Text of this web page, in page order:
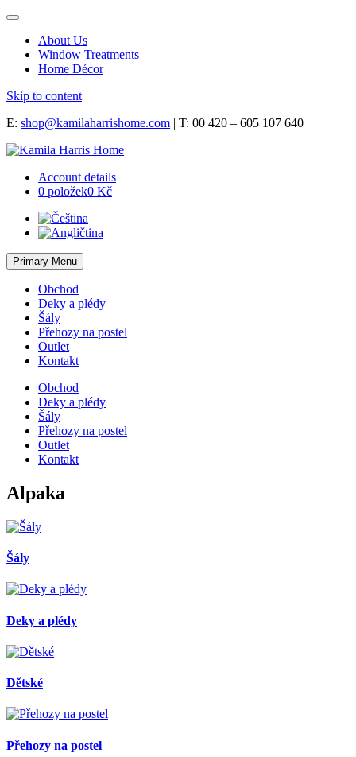
About Us
Window Treatments
Home Décor
Skip to content
E: shop@kamilaharrishome.com | T: 00 420 – 605 107 640
Account details
0 položek0 Kč
Primary Menu
Obchod
Deky a plédy
Šály
Přehozy na postel
Outlet
Kontakt
Obchod
Deky a plédy
Šály
Přehozy na postel
Outlet
Kontakt
Alpaka
Šály
Deky a plédy
Dětské
Přehozy na postel